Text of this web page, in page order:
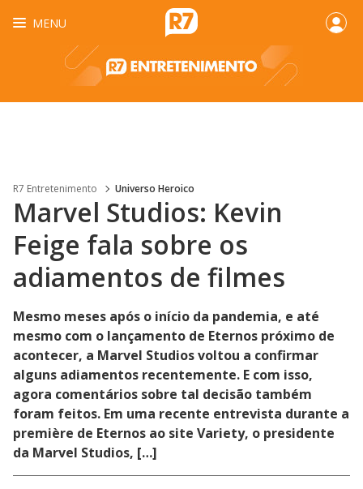
MENU
R7 Entretenimento Universo Heroico
Marvel Studios: Kevin
Feige fala sobre os
adiamentos de filmes
Mesmo meses após o início da pandemia, e até
mesmo com o lançamento de Eternos próximo de
acontecer, a Marvel Studios voltou a confirmar
alguns adiamentos recentemente. E com isso,
agora comentários sobre tal decisão também
foram feitos. Em uma recente entrevista durante a
première de Eternos ao site Variety, o presidente
da Marvel Studios, […]